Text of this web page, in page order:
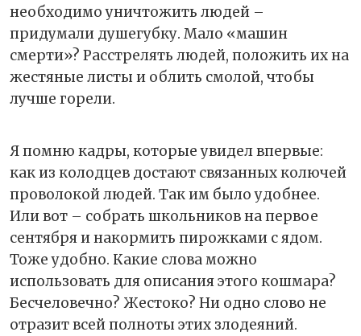
необходимо уничтожить людей –
придумали душегубку. Мало «машин
смерти»? Расстрелять людей, положить их на
жестяные листы и облить смолой, чтобы
лучше горели.
Я помню кадры, которые увидел впервые:
как из колодцев достают связанных колючей
проволокой людей. Так им было удобнее.
Или вот – собрать школьников на первое
сентября и накормить пирожками с ядом.
Тоже удобно. Какие слова можно
использовать для описания этого кошмара?
Бесчеловечно? Жестоко? Ни одно слово не
отразит всей полноты этих злодеяний.